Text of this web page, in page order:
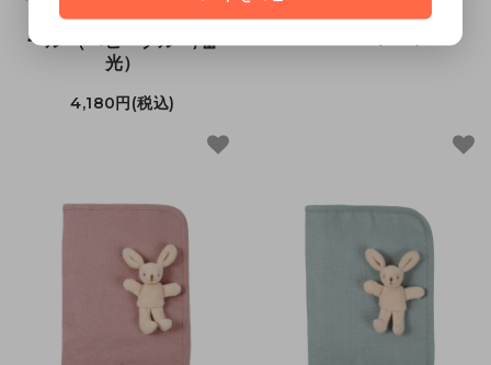
トルミネセント・オルゴ
ール （ベビーブルー/蓄
光）
4,180円(税込)